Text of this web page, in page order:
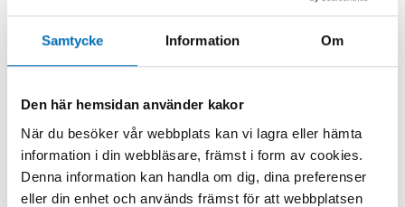
Samtycke Information Om
Den här hemsidan använder kakor
När du besöker vår webbplats kan vi lagra eller hämta
information i din webbläsare, främst i form av cookies.
Denna information kan handla om dig, dina preferenser
eller din enhet och används främst för att webbplatsen
Relaterat innehåll